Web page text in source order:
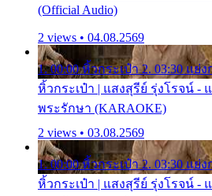
(Official Audio)
2 views • 04.08.2569
1. 00:00 หิ้วกระเป๋า 2. 03:30 แย่ง
หิ้วกระเป๋า | แสงสุรีย์ รุ่งโรจน์ -
พระรักษา (KARAOKE)
2 views • 03.08.2569
1. 00:00 หิ้วกระเป๋า 2. 03:30 แย่ง
หิ้วกระเป๋า | แสงสุรีย์ รุ่งโรจน์ -